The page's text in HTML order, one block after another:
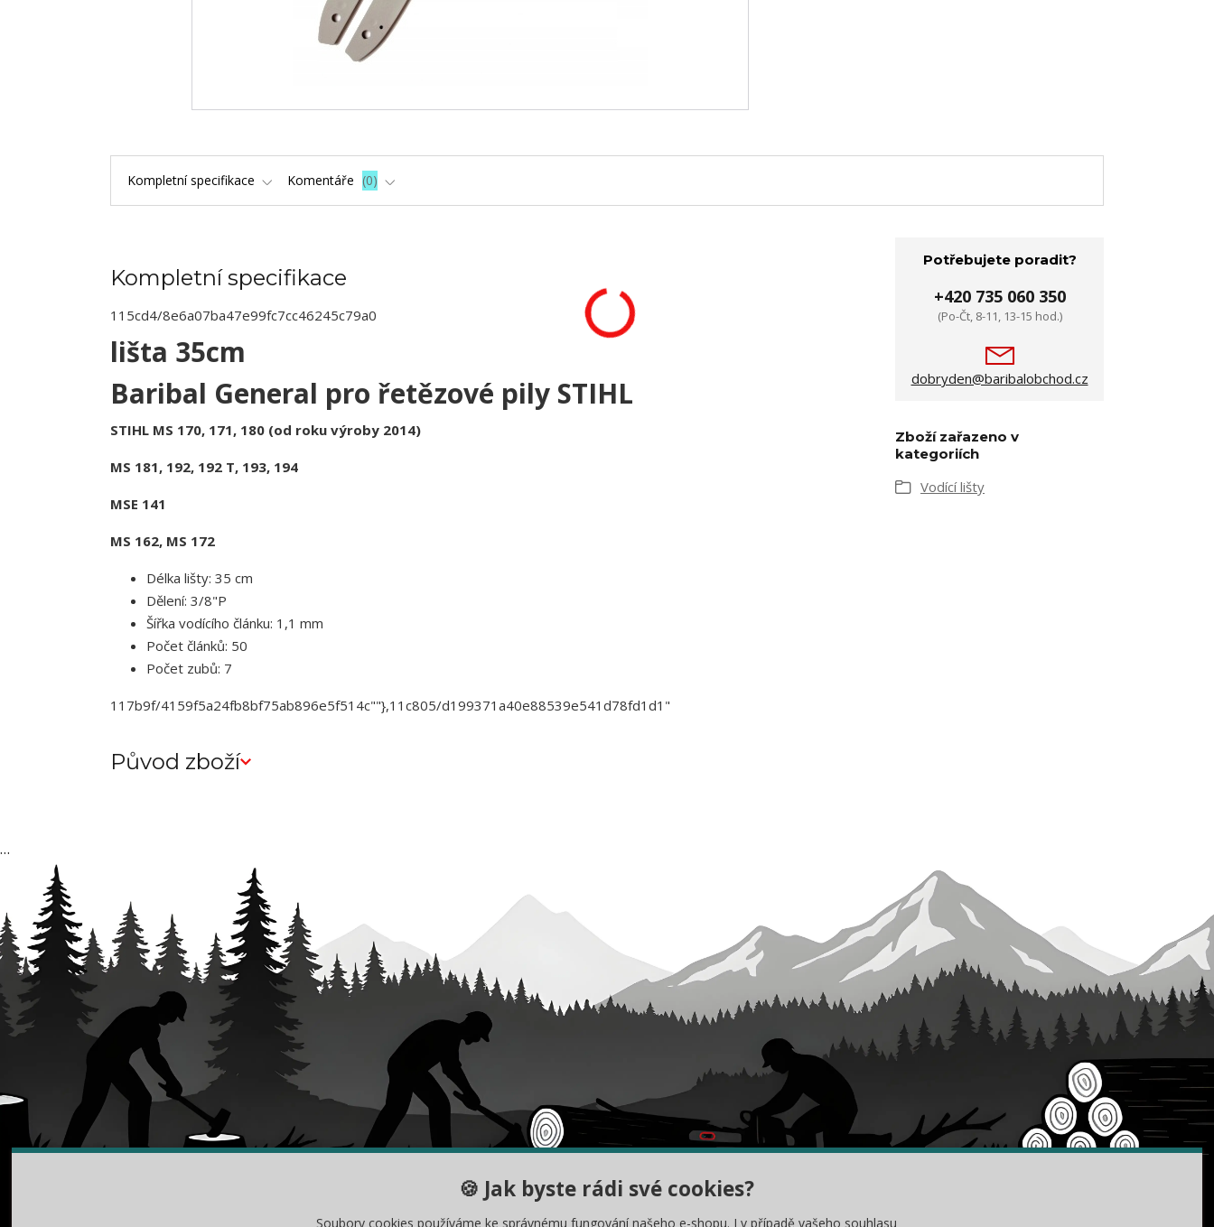
Kompletní specifikace Komentáře 0
Kompletní specifikace
115cd4/8e6a07ba47e99fc7cc46245c79a0
lišta 35cm
Baribal General pro řetězové pily STIHL
STIHL MS 170, 171, 180 (od roku výroby 2014)
MS 181, 192, 192 T, 193, 194
MSE 141
MS 162, MS 172
Délka lišty: 35 cm
Dělení: 3/8"P
Šířka vodícího článku: 1,1 mm
Počet článků: 50
Počet zubů: 7
117b9f/4159f5a24fb8bf75ab896e5f514c""},11c805/d199371a40e88539e541d78fd1d1"
Původ zboží
Potřebujete poradit?
+420 735 060 350
(Po-Čt, 8-11, 13-15 hod.)
dobryden@baribalobchod.cz
Zboží zařazeno v
kategoriích
Vodící lišty
…
🍪 Jak byste rádi své cookies?
Soubory cookies používáme ke správnému fungování našeho e-shopu. I v případě vašeho souhlasu